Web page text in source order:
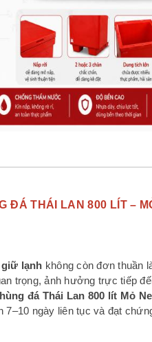
ĐÁ THÁI LAN 800 LÍT –
lạnh không còn đơn thuần
trọng, ảnh hưởng trực tiếp
đá Thái Lan 800 lít Mỏ
7–10 ngày liên tục và đạt